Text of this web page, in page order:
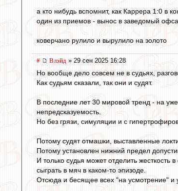
а кто нибудь вспомнит, как Каррера 1:0 в
один из приемов - вынос в заведомый
коверчано рулило и вырулило на золото
# Влэйд » 29 сен 2025 16:28
Но вообще дело совсем не в судьях,
Как судьям сказали, так они и судят.
В последние лет 30 мировой тренд - на
непредсказуемость.
Но без грязи, симуляции и с
Потому судят отмашки, выставленные
Потому установлен нижний предел
И только судья может отделить жесткость
сыграть в мяч в каком-то эпизоде.
Отсюда и бесящее всех "на усмотрение" и